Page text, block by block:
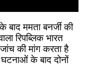
ममता बनर्जी की
रिपब्लिक भारत
की मांग करता है
के बाद दोनों